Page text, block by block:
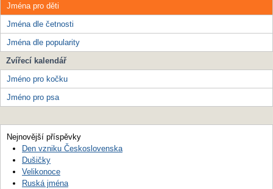
Jména pro děti
Jména dle četnosti
Jména dle popularity
Zvířecí kalendář
Jméno pro kočku
Jméno pro psa
Nejnovější příspěvky
Den vzniku Československa
Dušičky
Velikonoce
Ruská jména